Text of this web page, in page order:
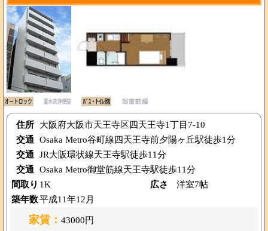
住所
大阪府大阪市天王寺区四天王寺1丁目7-10
交通 Osaka Metro谷町線四天王寺前夕陽ヶ丘駅徒歩1分
交通 JR大阪環状線天王寺駅徒歩11分
交通 Osaka Metro御堂筋線天王寺駅徒歩11分
間取り 1K 広さ
洋室7帖
築年数平成11年12月
家賃： 43000円